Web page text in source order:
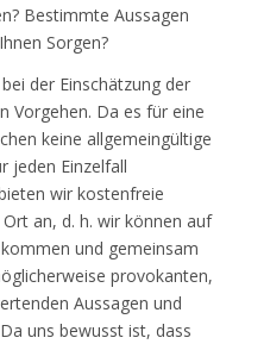
Bestimmte Aussagen
Sorgen?
der Einschätzung der
Vorgehen. Da es für eine
keine allgemeingültige
jeden Einzelfall
wir kostenfreie
an, d. h. wir können auf
und gemeinsam
provokanten,
Aussagen und
uns bewusst ist, dass